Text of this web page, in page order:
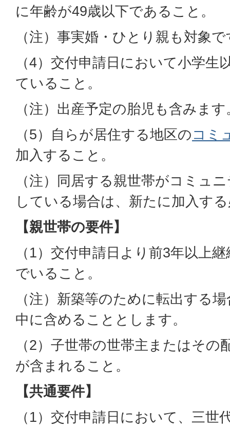
に年齢が49歳以下であること。
（注）事実婚・ひとり親も対象
（4）交付申請日において小学生
ていること。
（注）出産予定の胎児も含みます
（5）自らが居住する地区のコミ
加入すること。
（注）同居する親世帯がコミュ
している場合は、新たに加入す
【親世帯の要件】
（1）交付申請日より前3年以上
でいること。
（注）新築等のために転出する
中に含めることとします。
（2）子世帯の世帯主またはそ
が含まれること。
【共通要件】
（1）交付申請日において、三世